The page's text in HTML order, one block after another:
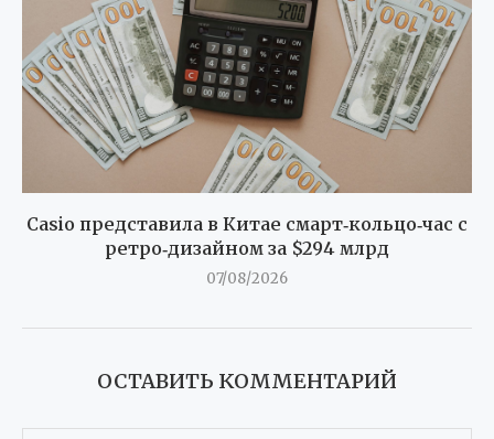
Casio представила в Китае смарт‑кольцо‑час с
ретро‑дизайном за $294 млрд
07/08/2026
ОСТАВИТЬ КОММЕНТАРИЙ